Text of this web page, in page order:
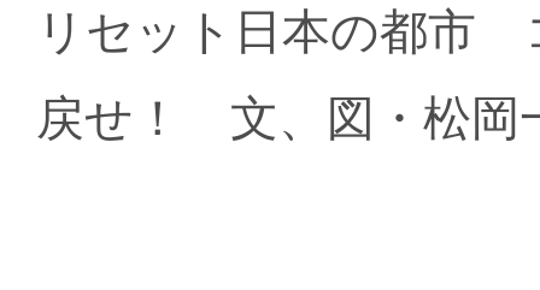
リセット日本の都市
戻せ！ 文、図・松岡